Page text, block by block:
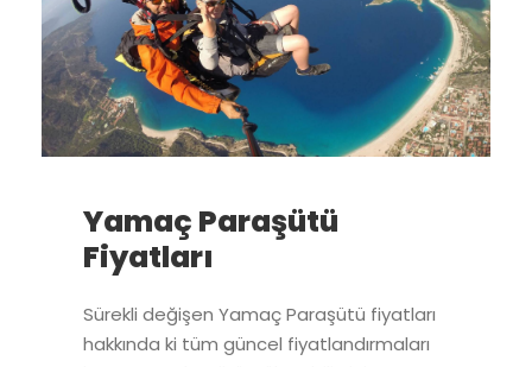
Yamaç Paraşütü
Fiyatları
Sürekli değişen Yamaç Paraşütü fiyatları
hakkında ki tüm güncel fiyatlandırmaları